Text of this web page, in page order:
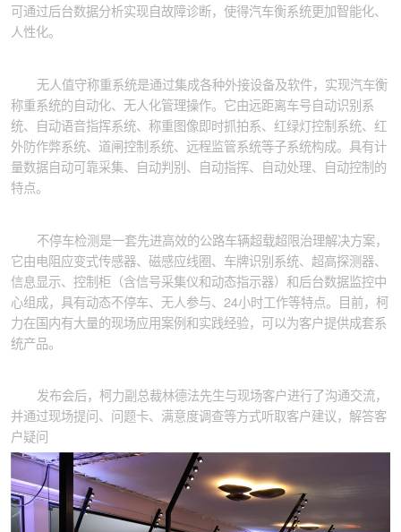
可通过后台数据分析实现自故障诊断，使得汽车衡系统更加智能化、
人性化。
无人值守称重系统是通过集成各种外接设备及软件，实现汽车衡
称重系统的自动化、无人化管理操作。它由远距离车号自动识别系
统、自动语音指挥系统、称重图像即时抓拍系、红绿灯控制系统、红
外防作弊系统、道闸控制系统、远程监管系统等子系统构成。具有计
量数据自动可靠采集、自动判别、自动指挥、自动处理、自动控制的
特点。
不停车检测是一套先进高效的公路车辆超载超限治理解决方案，
它由电阻应变式传感器、磁感应线圈、车牌识别系统、超高探测器、
信息显示、控制柜（含信号采集仪和动态指示器）和后台数据监控中
心组成，具有动态不停车、无人参与、24小时工作等特点。目前，柯
力在国内有大量的现场应用案例和实践经验，可以为客户提供成套系
统产品。
发布会后，柯力副总裁林德法先生与现场客户进行了沟通交流，
并通过现场提问、问题卡、满意度调查等方式听取客户建议，解答客
户疑问